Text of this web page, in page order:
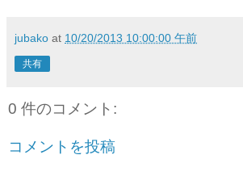
jubako at 10/20/2013 10:00:00 午前
共有
0 件のコメント:
コメントを投稿